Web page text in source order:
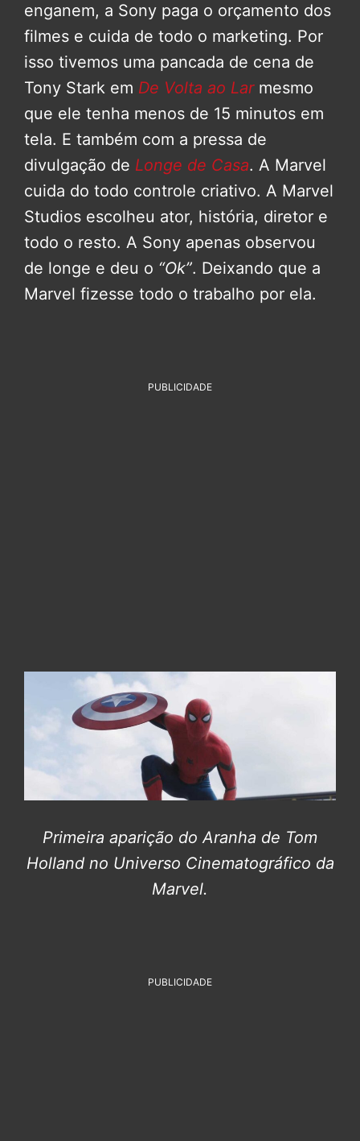
enganem, a Sony paga o orçamento dos
filmes e cuida de todo o marketing. Por
isso tivemos uma pancada de cena de
Tony Stark em De Volta ao Larmesmo
que ele tenha menos de 15 minutos em
tela. E também com a pressa de
divulgação de Longe de Casa. A Marvel
cuida do todo controle criativo. A Marvel
Studios escolheu ator, história, diretor e
todo o resto. A Sony apenas observou
de longe e deu o “Ok”. Deixando que a
Marvel fizesse todo o trabalho por ela.
PUBLICIDADE
Primeira aparição do Aranha de Tom
Holland no Universo Cinematográfico da
Marvel.
PUBLICIDADE